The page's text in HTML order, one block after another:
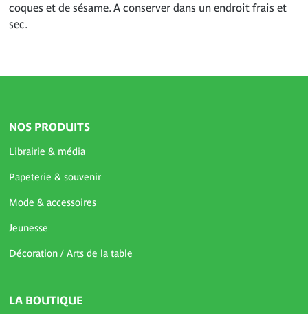
coques et de sésame. A conserver dans un endroit frais et
sec.
NOS PRODUITS
Librairie & média
Papeterie & souvenir
Mode & accessoires
Jeunesse
Décoration / Arts de la table
LA BOUTIQUE